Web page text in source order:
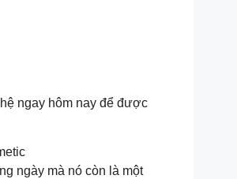
ngay hôm nay để được
ngày mà nó còn là một